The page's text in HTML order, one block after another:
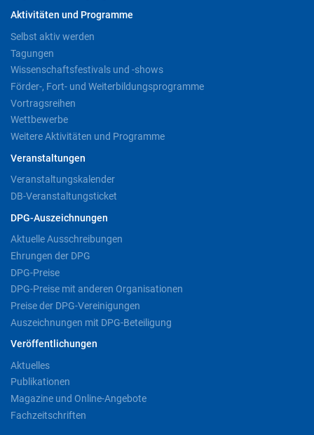
Aktivitäten und Programme
Selbst aktiv werden
Tagungen
Wissenschaftsfestivals und -shows
Förder-, Fort- und Weiterbildungsprogramme
Vortragsreihen
Wettbewerbe
Weitere Aktivitäten und Programme
Veranstaltungen
Veranstaltungskalender
DB-Veranstaltungsticket
DPG-Auszeichnungen
Aktuelle Ausschreibungen
Ehrungen der DPG
DPG-Preise
DPG-Preise mit anderen Organisationen
Preise der DPG-Vereinigungen
Auszeichnungen mit DPG-Beteiligung
Veröffentlichungen
Aktuelles
Publikationen
Magazine und Online-Angebote
Fachzeitschriften